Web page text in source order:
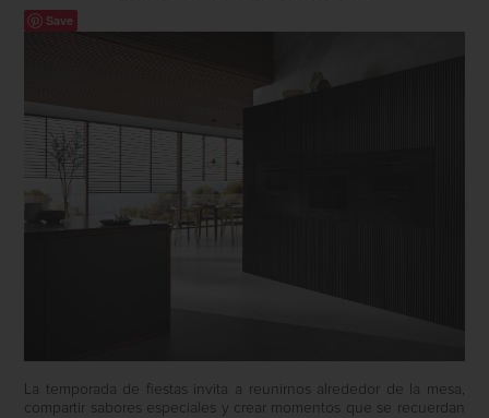
Save
La temporada de fiestas invita a reunirnos alrededor de la mesa,
compartir sabores especiales y crear momentos que se recuerdan